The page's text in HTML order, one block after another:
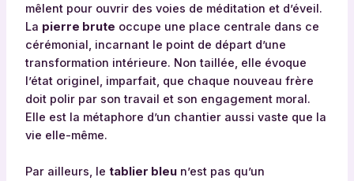
mêlent pour ouvrir des voies de méditation et d’éveil.
La pierre brute occupe une place centrale dans ce
cérémonial, incarnant le point de départ d’une
transformation intérieure. Non taillée, elle évoque
l’état originel, imparfait, que chaque nouveau frère
doit polir par son travail et son engagement moral.
Elle est la métaphore d’un chantier aussi vaste que la
vie elle-même.
Par ailleurs, le tablier bleun’est pas qu’un